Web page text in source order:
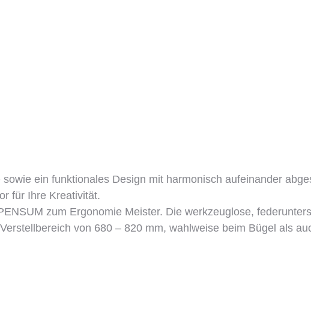
ein funktionales Design mit harmonisch aufeinander
für Ihre Kreativität.
zum Ergonomie Meister. Die werkzeuglose,
von 680 – 820 mm, wahlweise beim Bügel als